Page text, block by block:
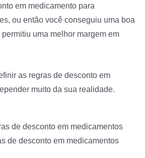
em medicamento para
ou então você conseguiu uma boa
uma melhor margem em
as regras de desconto em
muito da sua realidade.
de desconto em medicamentos